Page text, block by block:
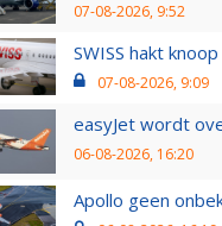
07-08-2026, 9:52
SWISS hakt
07-08-2026, 9:09
easyJet wordt
06-08-2026, 16:20
Apollo geen